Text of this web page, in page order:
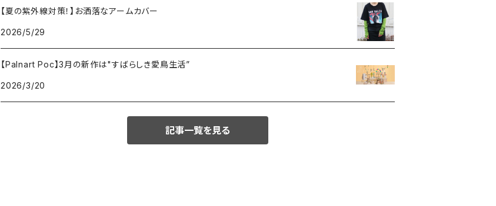
【夏の紫外線対策！】お洒落なアームカバー
2026/5/29
【Palnart Poc】3月の新作は"すばらしき愛鳥生活”
2026/3/20
記事一覧を見る